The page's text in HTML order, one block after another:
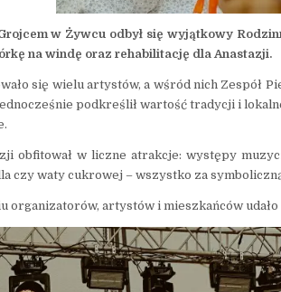
w Żywcu odbył się wyjątkowy
na windę oraz rehabilitację dla Anastazji.
się wielu artystów, a wśród nich Zespół
podkreślił wartość tradycji i
obfitował w liczne atrakcje: występy
czy waty cukrowej – wszystko za
organizatorów, artystów i mieszkańców